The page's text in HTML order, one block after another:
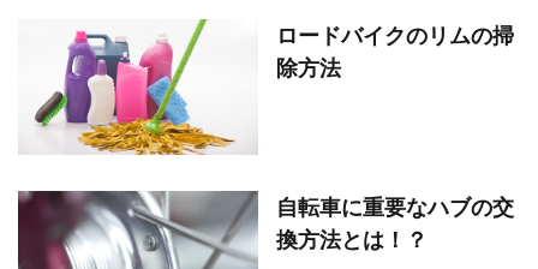
ロードバイクのリムの掃
除方法
自転車に重要なハブの交
換方法とは！？